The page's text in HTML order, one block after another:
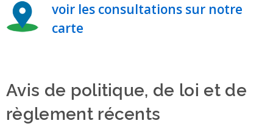
voir les consultations sur notre
carte
Avis de politique, de loi et de
règlement récents